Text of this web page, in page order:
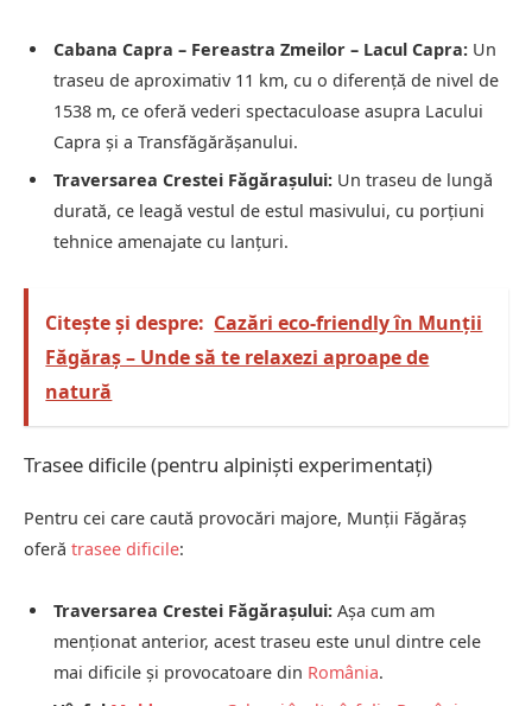
Cabana Capra – Fereastra Zmeilor – Lacul Capra: Un
traseu de aproximativ 11 km, cu o diferență de nivel de
1538 m, ce oferă vederi spectaculoase asupra Lacului
Capra și a Transfăgărășanului.
Traversarea Crestei Făgărașului: Un traseu de lungă
durată, ce leagă vestul de estul masivului, cu porțiuni
tehnice amenajate cu lanțuri.
Citește și despre: Cazări eco-friendly în Munții
Făgăraș – Unde să te relaxezi aproape de
natură
Trasee dificile (pentru alpiniști experimentați)
Pentru cei care caută provocări majore, Munții Făgăraș
oferă trasee dificile:
Traversarea Crestei Făgărașului: Așa cum am
menționat anterior, acest traseu este unul dintre cele
mai dificile și provocatoare din România.